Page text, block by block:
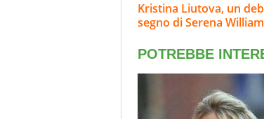
Kristina Liutova, un
segno di Serena